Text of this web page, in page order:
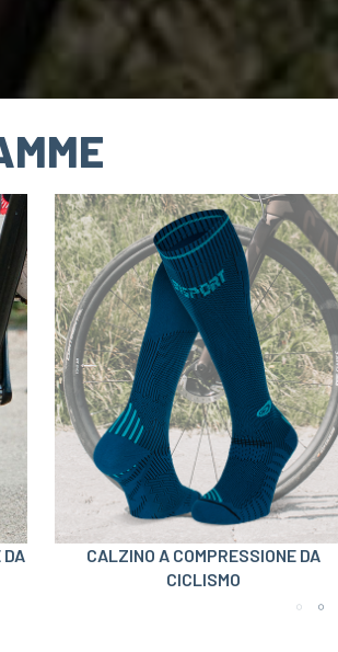
DA
CALZINO A COMPRESSIONE DA
CICLISMO